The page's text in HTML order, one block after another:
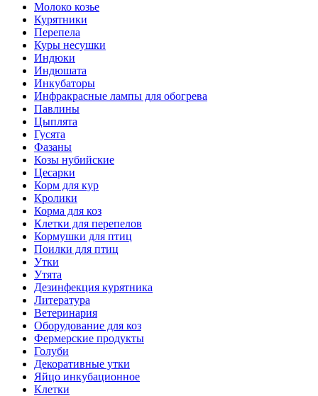
Молоко козье
Курятники
Перепела
Куры несушки
Индюки
Индюшата
Инкубаторы
Инфракрасные лампы для обогрева
Павлины
Цыплята
Гусята
Фазаны
Козы нубийские
Цесарки
Корм для кур
Кролики
Корма для коз
Клетки для перепелов
Кормушки для птиц
Поилки для птиц
Утки
Утята
Дезинфекция курятника
Литература
Ветеринария
Оборудование для коз
Фермерские продукты
Голуби
Декоративные утки
Яйцо инкубационное
Клетки